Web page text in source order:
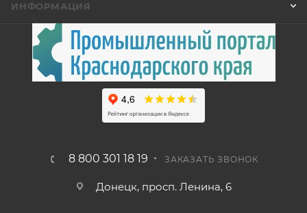
ИНФОРМАЦИЯ
8 800 301 18 19 ЗАКАЗАТЬ ЗВОНОК
Донецк, просп. Ленина, 6